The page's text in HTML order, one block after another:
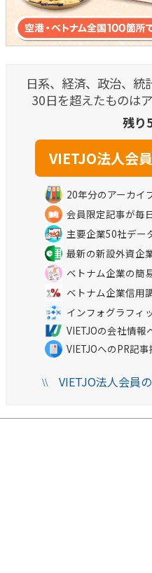
日系、経済、政治、統
30日を超えたものは
残り
20年分のアーカイ
会員限定記事が毎
主要企業50社デー
最新の新設外資企
ベトナム企業の簡
ベトナム企業信用
インフォグラフィ
VIETJOの会社情報
VIETJOへのPR記
\\VIETJO法人会員